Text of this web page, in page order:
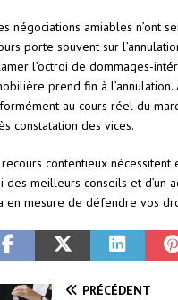
négociations amiables n’ont
porte souvent sur
l’octroi de dommages-
prend fin à
au cours réel du
constatation des vices.
recours contentieux
des meilleurs conseils et d’un
en mesure de défendre vos
PRÉCÉDENT